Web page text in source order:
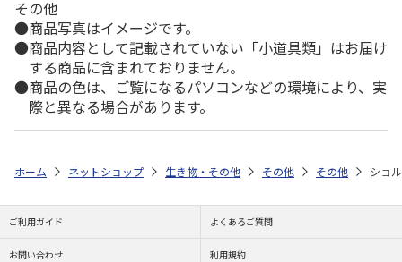
その他
商品写真はイメージです。
商品内容として記載されていない「小道具類」はお届け
する商品に含まれておりません。
商品の色は、ご覧になるパソコンなどの環境により、実
際と異なる場合があります。
ホーム ネットショップ 生き物・その他 その他 その他 ショ
ご利用ガイド よくあるご質問
お問い合わせ 利用規約